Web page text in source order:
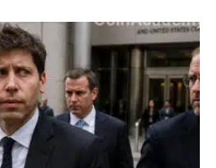
de la plainte d’Apple et